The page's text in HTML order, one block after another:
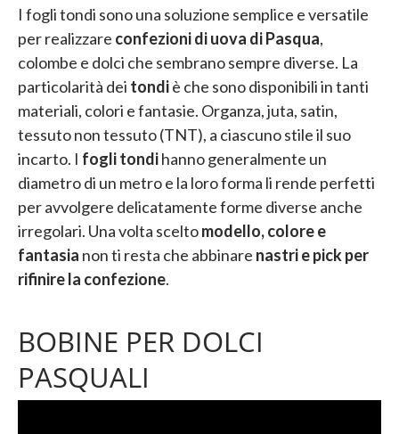
I fogli tondi sono una soluzione semplice e versatile
per realizzare confezioni di uova di Pasqua,
colombe e dolci che sembrano sempre diverse. La
particolarità dei tondiè che sono disponibili in tanti
materiali, colori e fantasie. Organza, juta, satin,
tessuto non tessuto (TNT), a ciascuno stile il suo
incarto. I fogli tondihanno generalmente un
diametro di un metro e la loro forma li rende perfetti
per avvolgere delicatamente forme diverse anche
irregolari. Una volta sceltomodello, colore e
fantasia non ti resta che abbinare nastri e pick per
rifinire la confezione.
BOBINE PER DOLCI
PASQUALI